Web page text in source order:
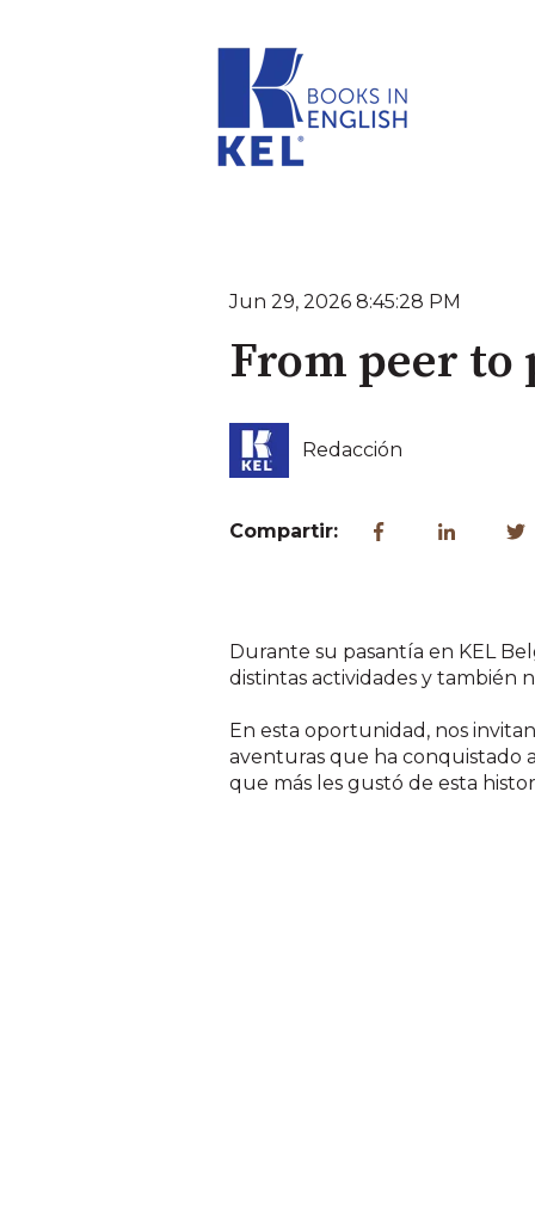
Jun 29, 2026 8:45:28 PM
From peer to
Redacción
Compartir:
Durante su pasantía en KEL
distintas actividades y también
En esta oportunidad, nos
aventuras que ha conquistado
que más les gustó de esta